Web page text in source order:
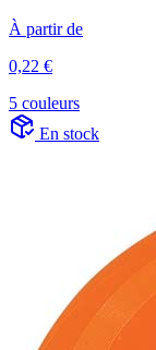
À partir de
0,22 €
5 couleurs
En stock